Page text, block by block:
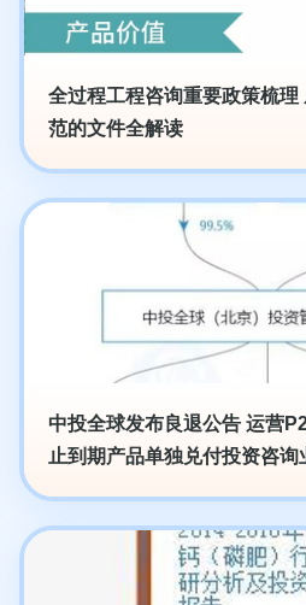
全过程工程咨询重要政策梳理
范的文件全解读
中投全球发布良退公告 运营
止到期产品单独兑付投资咨询